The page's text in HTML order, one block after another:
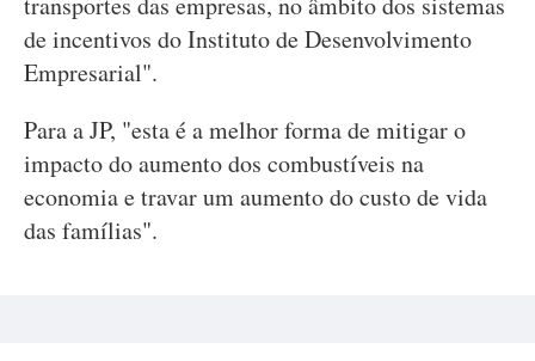
de incentivos do Instituto de Desenvolvimento
Empresarial".
Para a JP, "esta é a melhor forma de mitigar o
impacto do aumento dos combustíveis na
economia e travar um aumento do custo de vida
das famílias".